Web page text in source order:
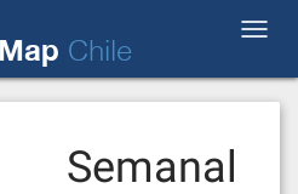
Chile
Semanal